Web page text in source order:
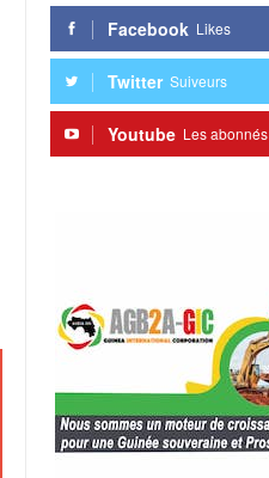
Facebook Likes
Twitter Suiveurs
Youtube Les abonnés